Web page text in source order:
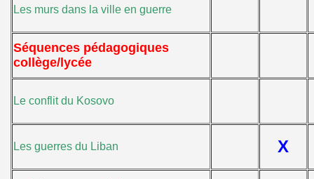
Les murs dans la ville en guerre
Séquences pédagogiques
collège/lycée
Le conflit du Kosovo
Les guerres du Liban X